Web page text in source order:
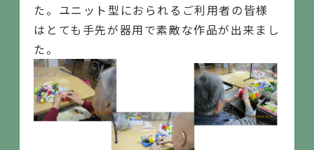
た。ユニット型におられるご利用者の皆様
はとても手先が器用で素敵な作品が出来まし
た。